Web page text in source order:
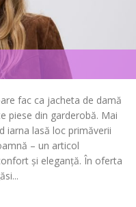
fac ca jacheta de damă
piese din garderobă. Mai
iarna lasă loc primăverii
– un articol
și eleganță. În oferta